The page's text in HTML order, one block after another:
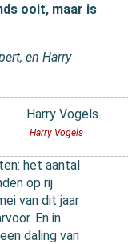
ooit, maar is
en Harry
Harry Vogels
het aantal
op rij
van dit jaar
En in
daling van